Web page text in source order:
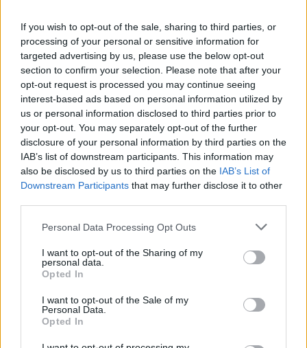
If you wish to opt-out of the sale, sharing to third parties, or
processing of your personal or sensitive information for
targeted advertising by us, please use the below opt-out
section to confirm your selection. Please note that after your
opt-out request is processed you may continue seeing
interest-based ads based on personal information utilized by
us or personal information disclosed to third parties prior to
your opt-out. You may separately opt-out of the further
disclosure of your personal information by third parties on the
IAB’s list of downstream participants. This information may
also be disclosed by us to third parties on the IAB’s List of
Downstream Participants that may further disclose it to other
Personal Data Processing Opt Outs
I want to opt-out of the Sharing of my
personal data.
Opted In
I want to opt-out of the Sale of my
Personal Data.
Opted In
llogarive të WhatsApp-it në të
gjithë botën